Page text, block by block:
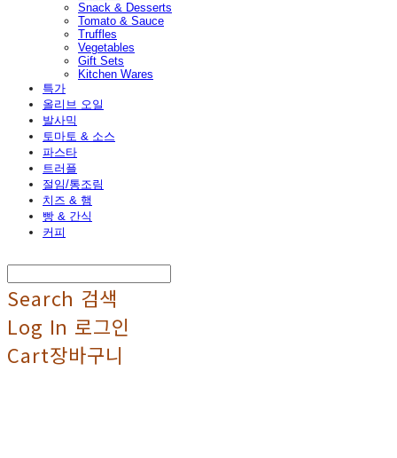
Snack & Desserts
Tomato & Sauce
Truffles
Vegetables
Gift Sets
Kitchen Wares
특가
올리브 오일
발사믹
토마토 & 소스
파스타
트러플
절임/통조림
치즈 & 햄
빵 & 간식
커피
Search 검색
Log In 로그인
Cart장바구니